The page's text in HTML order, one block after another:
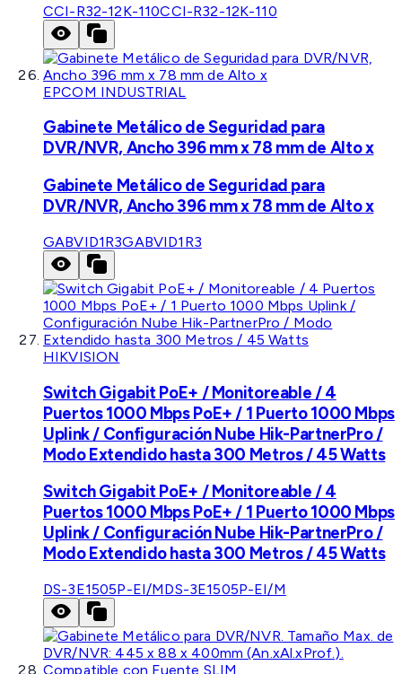
CCI-R32-12K-110CCI-R32-12K-110
EPCOM INDUSTRIAL
Gabinete Metálico de Seguridad para
DVR/NVR, Ancho 396 mm x 78 mm de Alto x
Gabinete Metálico de Seguridad para
DVR/NVR, Ancho 396 mm x 78 mm de Alto x
GABVID1R3GABVID1R3
HIKVISION
Switch Gigabit PoE+ / Monitoreable / 4
Puertos 1000 Mbps PoE+ / 1 Puerto 1000 Mbps
Uplink / Configuración Nube Hik-PartnerPro /
Modo Extendido hasta 300 Metros / 45 Watts
Switch Gigabit PoE+ / Monitoreable / 4
Puertos 1000 Mbps PoE+ / 1 Puerto 1000 Mbps
Uplink / Configuración Nube Hik-PartnerPro /
Modo Extendido hasta 300 Metros / 45 Watts
DS-3E1505P-EI/MDS-3E1505P-EI/M